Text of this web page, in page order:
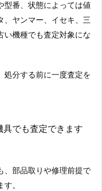
型番、状態によっては値
、ヤンマー、イセキ、三
い機種でも査定対象にな
処分する前に一度査定を
でも査定できます
、部品取りや修理前提で
。